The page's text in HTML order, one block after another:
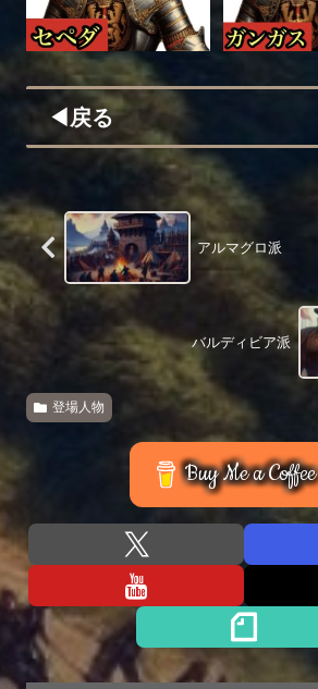
◀︎戻る
アルマグロ派
バルディビア派
登場人物
Buy Me a Coffee